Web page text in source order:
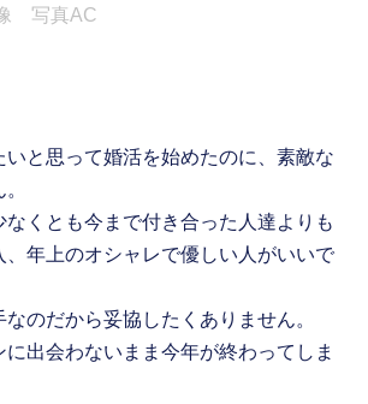
写真AC
いと思って婚活を始めたのに、素敵な
くとも今まで付き合った人達よりも
、年上のオシャレで優しい人がいいで
のだから妥協したくありません。
出会わないまま今年が終わってしま